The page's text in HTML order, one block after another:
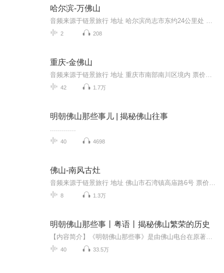
哈尔滨-万佛山
2 208
重庆-金佛山
42 1.7万
明朝佛山那些事儿 | 揭秘佛山往事
40 4698
佛山-南风古灶
8 1.3万
明朝佛山那些事丨粤语丨揭秘佛山繁荣的历史
40 33.5万